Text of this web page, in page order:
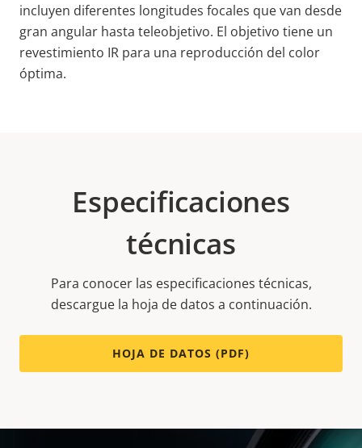
incluyen diferentes longitudes focales que van desde
gran angular hasta teleobjetivo. El objetivo tiene un
revestimiento IR para una reproducción del color
óptima.
Especificaciones
técnicas
Para conocer las especificaciones técnicas,
descargue la hoja de datos a continuación.
HOJA DE DATOS (PDF)